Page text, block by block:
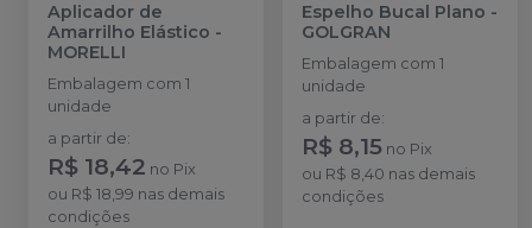
Aplicador de
Amarrilho Elástico -
MORELLI
Embalagem com 1
unidade
a partir de:
R$ 18,42 no Pix
ou R$ 18,99 nas demais
condições
Espelho Bucal Plano -
GOLGRAN
Embalagem com 1
unidade
a partir de:
R$ 8,15 no Pix
ou R$ 8,40 nas demais
condições